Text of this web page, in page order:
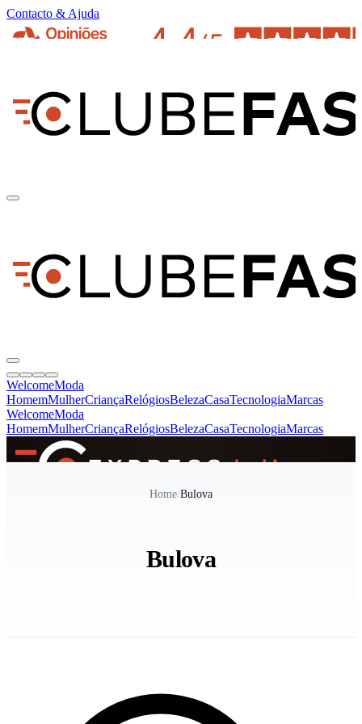
Contacto & Ajuda
WelcomeModa
HomemMulherCriançaRelógiosBelezaCasaTecnologiaMarcas
WelcomeModa
HomemMulherCriançaRelógiosBelezaCasaTecnologiaMarcas
Home/Bulova
Bulova